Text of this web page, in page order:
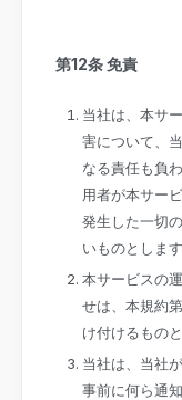
第12条 免責
当社は、本サ
害について、
なる責任も負
用者が本サー
発生した一切
いものとします
本サービスの
せは、本規約
け付けるものと
当社は、当社
事前に何ら通